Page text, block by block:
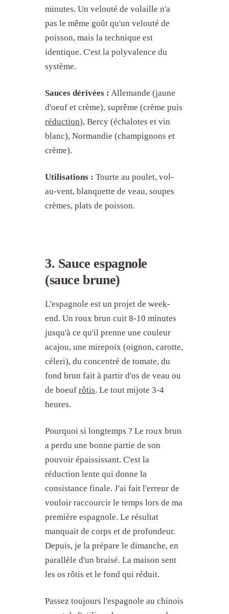
minutes. Un velouté de volaille n'a
pas le même goût qu'un velouté de
poisson, mais la technique est
identique. C'est la polyvalence du
système.
Sauces dérivées : Allemande (jaune
d'oeuf et crème), suprême (crème puis
réduction), Bercy (échalotes et vin
blanc), Normandie (champignons et
crème).
Utilisations : Tourte au poulet, vol-
au-vent, blanquette de veau, soupes
crèmes, plats de poisson.
3. Sauce espagnole
(sauce brune)
L'espagnole est un projet de week-
end. Un roux brun cuit 8-10 minutes
jusqu'à ce qu'il prenne une couleur
acajou, une mirepoix (oignon, carotte,
céleri), du concentré de tomate, du
fond brun fait à partir d'os de veau ou
de boeuf rôtis. Le tout mijote 3-4
heures.
Pourquoi si longtemps ? Le roux brun
a perdu une bonne partie de son
pouvoir épaississant. C'est la
réduction lente qui donne la
consistance finale. J'ai fait l'erreur de
vouloir raccourcir le temps lors de ma
première espagnole. Le résultat
manquait de corps et de profondeur.
Depuis, je la prépare le dimanche, en
parallèle d'un braisé. La maison sent
les os rôtis et le fond qui réduit.
Passez toujours l'espagnole au chinois